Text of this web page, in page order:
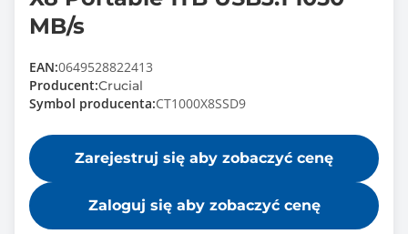
MB/s
EAN:0649528822413
Producent:Crucial
Symbol producenta:CT1000X8SSD9
Zarejestruj się aby zobaczyć cenę
Zaloguj się aby zobaczyć cenę